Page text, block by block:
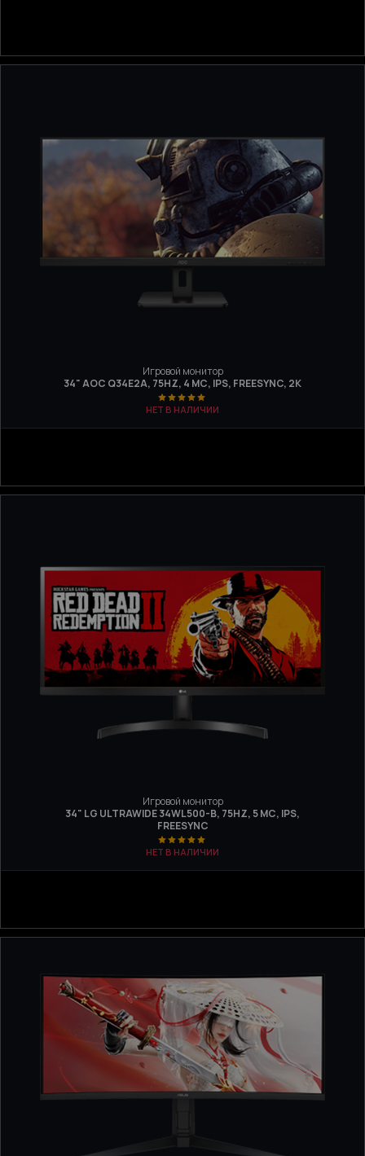
Игровой монитор
34" AOC Q34E2A, 75HZ, 4 МС, IPS, FREESYNC, 2K
НЕТ В НАЛИЧИИ
Игровой монитор
34" LG ULTRAWIDE 34WL500-B, 75HZ, 5 МС, IPS,
FREESYNC
НЕТ В НАЛИЧИИ